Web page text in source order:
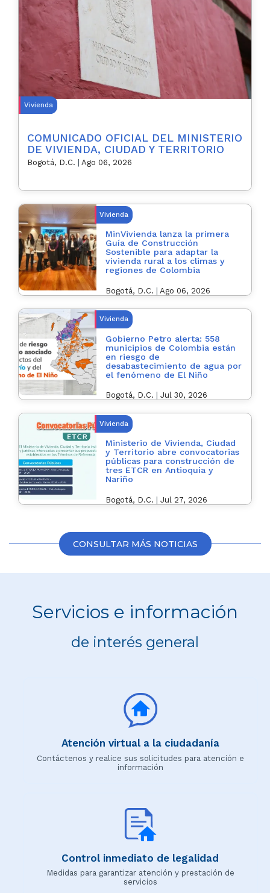
Vivienda
COMUNICADO OFICIAL DEL MINISTERIO
DE VIVIENDA, CIUDAD Y TERRITORIO
Bogotá, D.C. Ago 06, 2026
Vivienda
MinVivienda lanza la primera
Guía de Construcción
Sostenible para adaptar la
vivienda rural a los climas y
regiones de Colombia
Bogotá, D.C. Ago 06, 2026
Vivienda
Gobierno Petro alerta: 558
municipios de Colombia están
en riesgo de
desabastecimiento de agua por
el fenómeno de El Niño
Bogotá, D.C. Jul 30, 2026
Vivienda
Ministerio de Vivienda, Ciudad
y Territorio abre convocatorias
públicas para construcción de
tres ETCR en Antioquia y
Nariño
Bogotá, D.C. | Jul 27, 2026
CONSULTAR MÁS NOTICIAS
Servicios e información
de interés general
Atención virtual a la ciudadanía
Contáctenos y realice sus solicitudes para atención e
información
Control inmediato de legalidad
Medidas para garantizar atención y prestación de
servicios